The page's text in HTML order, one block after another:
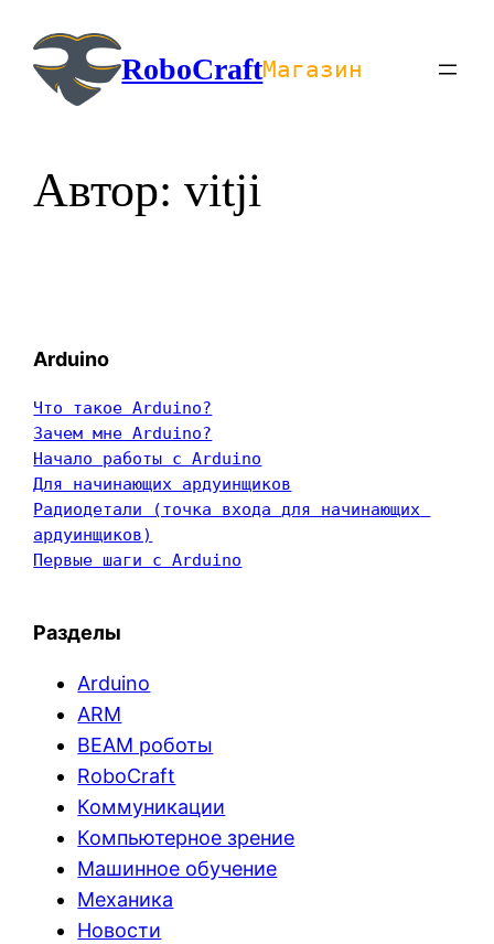
содержимомуRoboCraftМагазин
Автор:vitji
Arduino
Что такое Arduino?
Зачем мне Arduino?
Начало работы с Arduino
Для начинающих ардуинщиков
Радиодетали (точка входа для начинающих
ардуинщиков)
Первые шаги с Arduino
Разделы
Arduino
ARM
BEAM роботы
RoboCraft
Коммуникации
Компьютерное зрение
Машинное обучение
Механика
Новости